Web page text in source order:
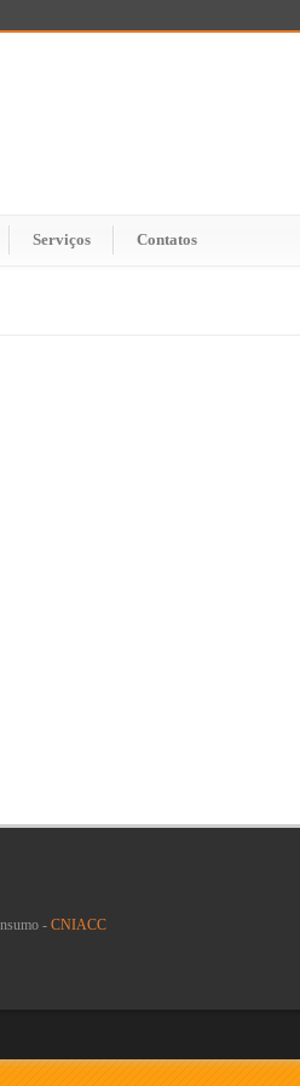
Serviços Contatos
- CNIACC